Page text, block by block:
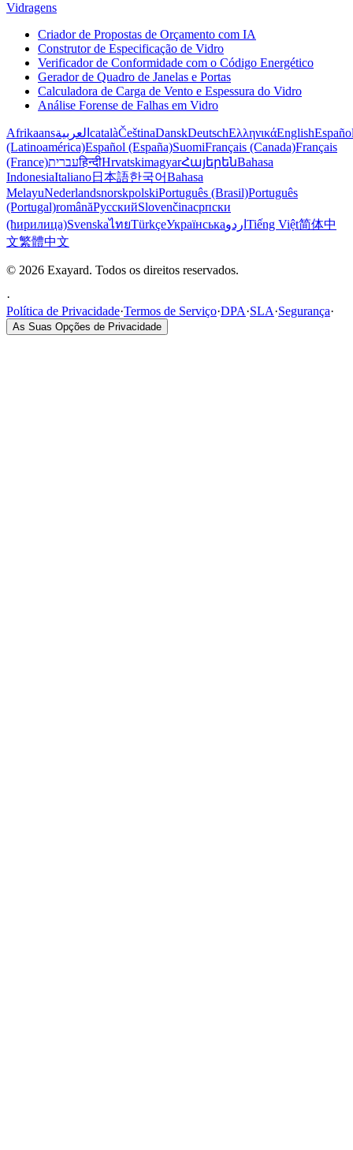
Vidragens
Criador de Propostas de Orçamento com IA
Construtor de Especificação de Vidro
Verificador de Conformidade com o Código Energético
Gerador de Quadro de Janelas e Portas
Calculadora de Carga de Vento e Espessura do Vidro
Análise Forense de Falhas em Vidro
Afrikaansالعربية catalàČeštinaDanskDeutschΕλληνικάEnglish
(Latinoamérica)Español (España)SuomiFrançais (Canada)Français
(France)עבריתहिन्दीHrvatskimagyarՀայերենBahasa
IndonesiaItaliano日本語한국어Bahasa
MelayuNederlandsnorskpolskiPortuguês (Brasil)Português
(Portugal)românăРусскийSlovenčinaсрпски
(ћирилица)SvenskaไทยTürkçeУкраїнськаاردو Tiếng Việt简体中
文繁體中文
© 2026 Exayard. Todos os direitos reservados.
·
Política de Privacidade·Termos de Serviço·DPA·SLA·Segurança·
As Suas Opções de Privacidade